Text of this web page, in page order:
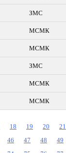
ЗМС
МСМК
МСМК
ЗМС
МСМК
МСМК
18 19 20 21
46 47 48 49